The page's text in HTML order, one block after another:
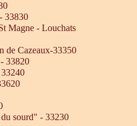
33830
Magne - Louchats
de Cazeaux-33350
33820
sourd" - 33230